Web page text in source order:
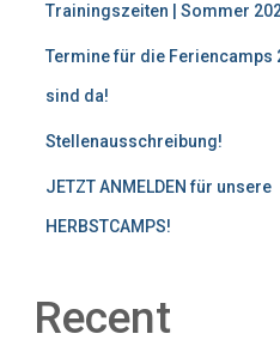
Trainingszeiten | Sommer
Termine für die Feriencamps
sind da!
Stellenausschreibung!
JETZT ANMELDEN für unsere
HERBSTCAMPS!
Recent